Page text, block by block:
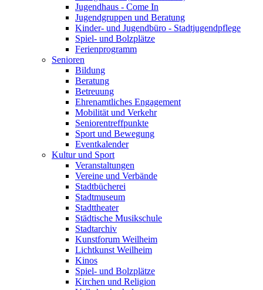
Jugendhaus - Come In
Jugendgruppen und Beratung
Kinder- und Jugendbüro - Stadtjugendpflege
Spiel- und Bolzplätze
Ferienprogramm
Senioren
Bildung
Beratung
Betreuung
Ehrenamtliches Engagement
Mobilität und Verkehr
Seniorentreffpunkte
Sport und Bewegung
Eventkalender
Kultur und Sport
Veranstaltungen
Vereine und Verbände
Stadtbücherei
Stadtmuseum
Stadttheater
Städtische Musikschule
Stadtarchiv
Kunstforum Weilheim
Lichtkunst Weilheim
Kinos
Spiel- und Bolzplätze
Kirchen und Religion